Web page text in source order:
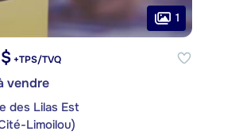
1
+TPS/TVQ
vendre
des Lilas Est
Limoilou)